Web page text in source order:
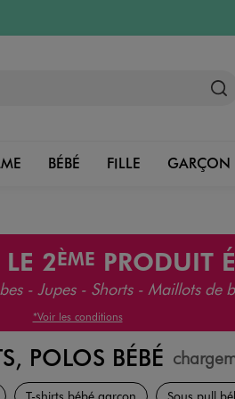
BÉBÉ FILLE GARÇON
LE 2ÈME PRODUIT
- Jupes - Shorts - Maillots de
*Voir les conditions
POLOS BÉBÉ
Vêtements